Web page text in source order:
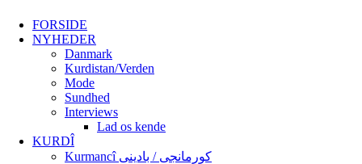
FORSIDE
NYHEDER
Danmark
Kurdistan/Verden
Mode
Sundhed
Interviews
Lad os kende
KURDÎ
Kurmancî کورمانجی / بادینی